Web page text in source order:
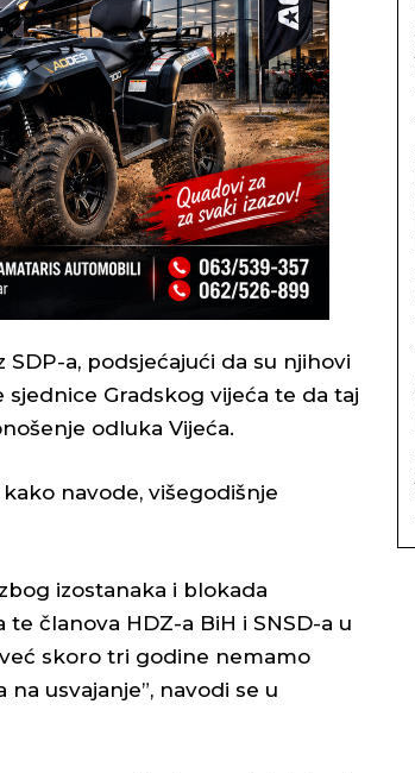
SDP-a, podsjećajući da su njihovi
Gradskog vijeća te da taj
odluka Vijeća.
navode, višegodišnje
izostanaka i blokada
članova HDZ-a BiH i SNSD-a u
skoro tri godine nemamo
usvajanje”, navodi se u